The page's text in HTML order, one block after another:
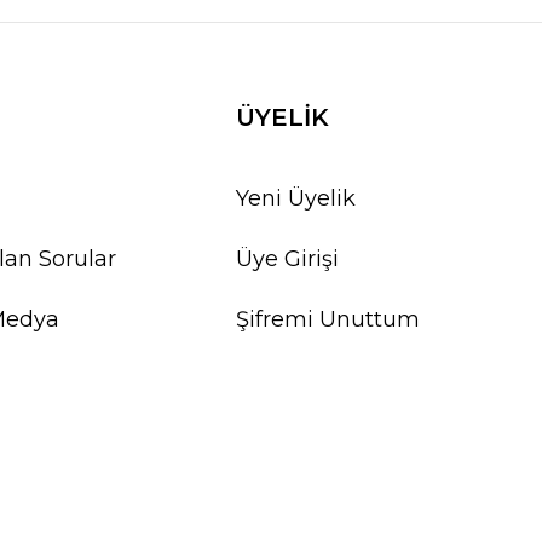
Sorular
ÜYELİK
Yeni Üyelik
Üye Girişi
Şifremi Unuttum